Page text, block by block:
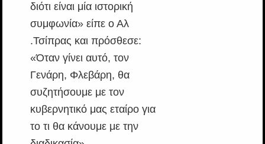
διότι είναι μία ιστορική
συμφωνία» είπε ο Αλ
.Τσίπρας και πρόσθεσε:
«Όταν γίνει αυτό, τον
Γενάρη, Φλεβάρη, θα
συζητήσουμε με τον
κυβερνητικό μας εταίρο για
το τι θα κάνουμε με την